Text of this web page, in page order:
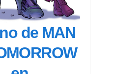
de MAN